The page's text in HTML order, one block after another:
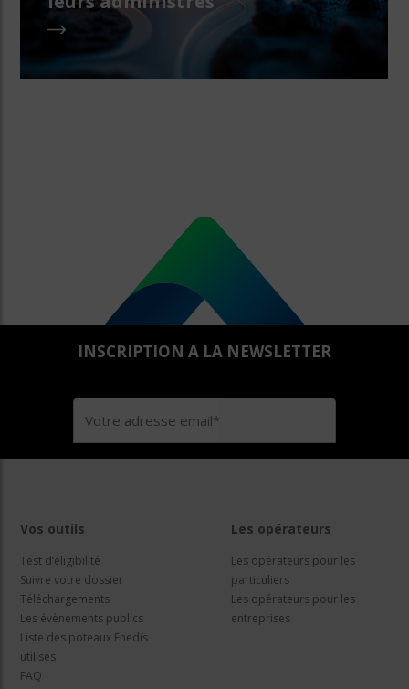
INSCRIPTION A LA NEWSLETTER
Vos outils
Test d’éligibilité
Suivre votre dossier
Téléchargements
Les évènements publics
Liste des poteaux Enedis
utilisés
FAQ
Les opérateurs
Les opérateurs pour les
particuliers
Les opérateurs pour les
entreprises